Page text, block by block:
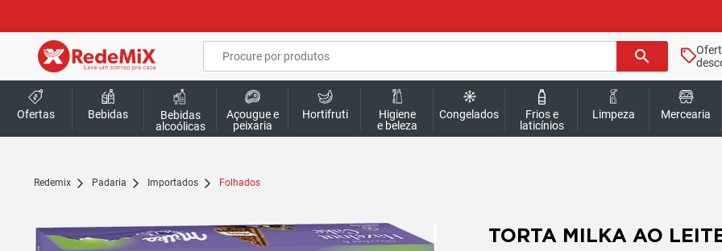
search
Ofertas Bebidas
Bebidas
alcoólicas
Açougue e
peixaria
Hortifruti
Higiene
e beleza
Congelados
Frios e
laticínios
Limpeza Mercearia
redemix Padaria Importados Folhados
TORTA MILKA AO